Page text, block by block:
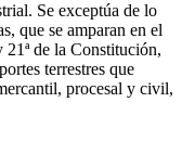
Se exceptúa de lo
que se amparan en el
de la Constitución,
terrestres que
procesal y civil,